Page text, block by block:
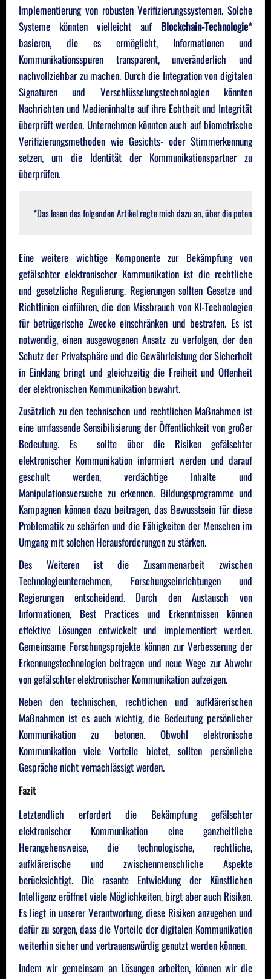
Implementierung von robusten Verifizierungssystemen. Solche
Systeme könnten vielleicht auf Blockchain-Technologie*
basieren, die es ermöglicht, Informationen und
Kommunikationsspuren transparent, unveränderlich und
nachvollziehbar zu machen. Durch die Integration von digitalen
Signaturen und Verschlüsselungstechnologien könnten
Nachrichten und Medieninhalte auf ihre Echtheit und Integrität
überprüft werden. Unternehmen könnten auch auf biometrische
Verifizierungsmethoden wie Gesichts- oder Stimmerkennung
setzen, um die Identität der Kommunikationspartner zu
überprüfen.
*Das lesen des folgenden Artikel regte mich dazu an, über die
Eine weitere wichtige Komponente zur Bekämpfung von
gefälschter elektronischer Kommunikation ist die rechtliche
und gesetzliche Regulierung. Regierungen sollten Gesetze und
Richtlinien einführen, die den Missbrauch von KI-Technologien
für betrügerische Zwecke einschränken und bestrafen. Es ist
notwendig, einen ausgewogenen Ansatz zu verfolgen, der den
Schutz der Privatsphäre und die Gewährleistung der Sicherheit
in Einklang bringt und gleichzeitig die Freiheit und Offenheit
der elektronischen Kommunikation bewahrt.
Zusätzlich zu den technischen und rechtlichen Maßnahmen ist
eine umfassende Sensibilisierung der Öffentlichkeit von großer
Bedeutung. Es sollte über die Risiken gefälschter
elektronischer Kommunikation informiert werden und darauf
geschult werden, verdächtige Inhalte und
Manipulationsversuche zu erkennen. Bildungsprogramme und
Kampagnen können dazu beitragen, das Bewusstsein für diese
Problematik zu schärfen und die Fähigkeiten der Menschen im
Umgang mit solchen Herausforderungen zu stärken.
Des Weiteren ist die Zusammenarbeit zwischen
Technologieunternehmen, Forschungseinrichtungen und
Regierungen entscheidend. Durch den Austausch von
Informationen, Best Practices und Erkenntnissen können
effektive Lösungen entwickelt und implementiert werden.
Gemeinsame Forschungsprojekte können zur Verbesserung der
Erkennungstechnologien beitragen und neue Wege zur Abwehr
von gefälschter elektronischer Kommunikation aufzeigen.
Neben den technischen, rechtlichen und aufklärerischen
Maßnahmen ist es auch wichtig, die Bedeutung persönlicher
Kommunikation zu betonen. Obwohl elektronische
Kommunikation viele Vorteile bietet, sollten persönliche
Gespräche nicht vernachlässigt werden.
Fazit
Letztendlich erfordert die Bekämpfung gefälschter
elektronischer Kommunikation eine ganzheitliche
Herangehensweise, die technologische, rechtliche,
aufklärerische und zwischenmenschliche Aspekte
berücksichtigt. Die rasante Entwicklung der Künstlichen
Intelligenz eröffnet viele Möglichkeiten, birgt aber auch Risiken.
Es liegt in unserer Verantwortung, diese Risiken anzugehen und
dafür zu sorgen, dass die Vorteile der digitalen Kommunikation
weiterhin sicher und vertrauenswürdig genutzt werden können.
Indem wir gemeinsam an Lösungen arbeiten, können wir die